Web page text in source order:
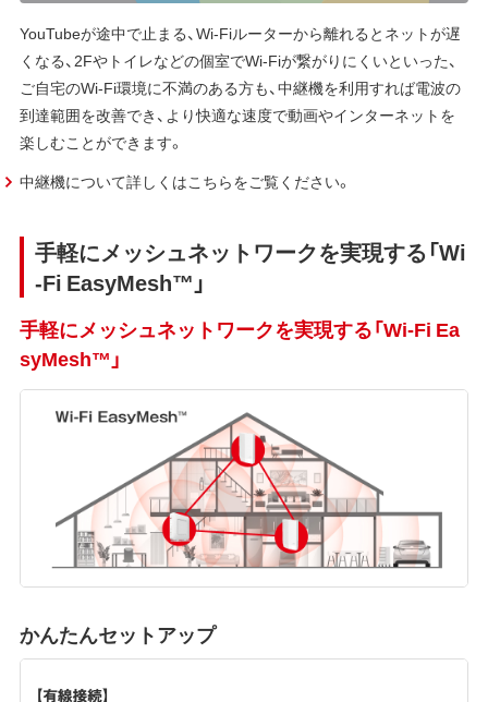
YouTubeが途中で止まる、Wi-Fiルーターから離れるとネットが遅
くなる、2Fやトイレなどの個室でWi-Fiが繋がりにくいといった、
ご自宅のWi-Fi環境に不満のある方も、中継機を利用すれば電波の
到達範囲を改善でき、より快適な速度で動画やインターネットを
楽しむことができます。
中継機について詳しくはこちらをご覧ください。
手軽にメッシュネットワークを実現する「Wi
-Fi EasyMesh™」
手軽にメッシュネットワークを実現する「Wi-Fi Ea
syMesh™」
かんたんセットアップ